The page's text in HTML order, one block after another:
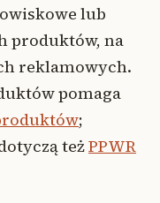
lub
produktów, na
reklamowych.
pomaga
;
teżPPWR